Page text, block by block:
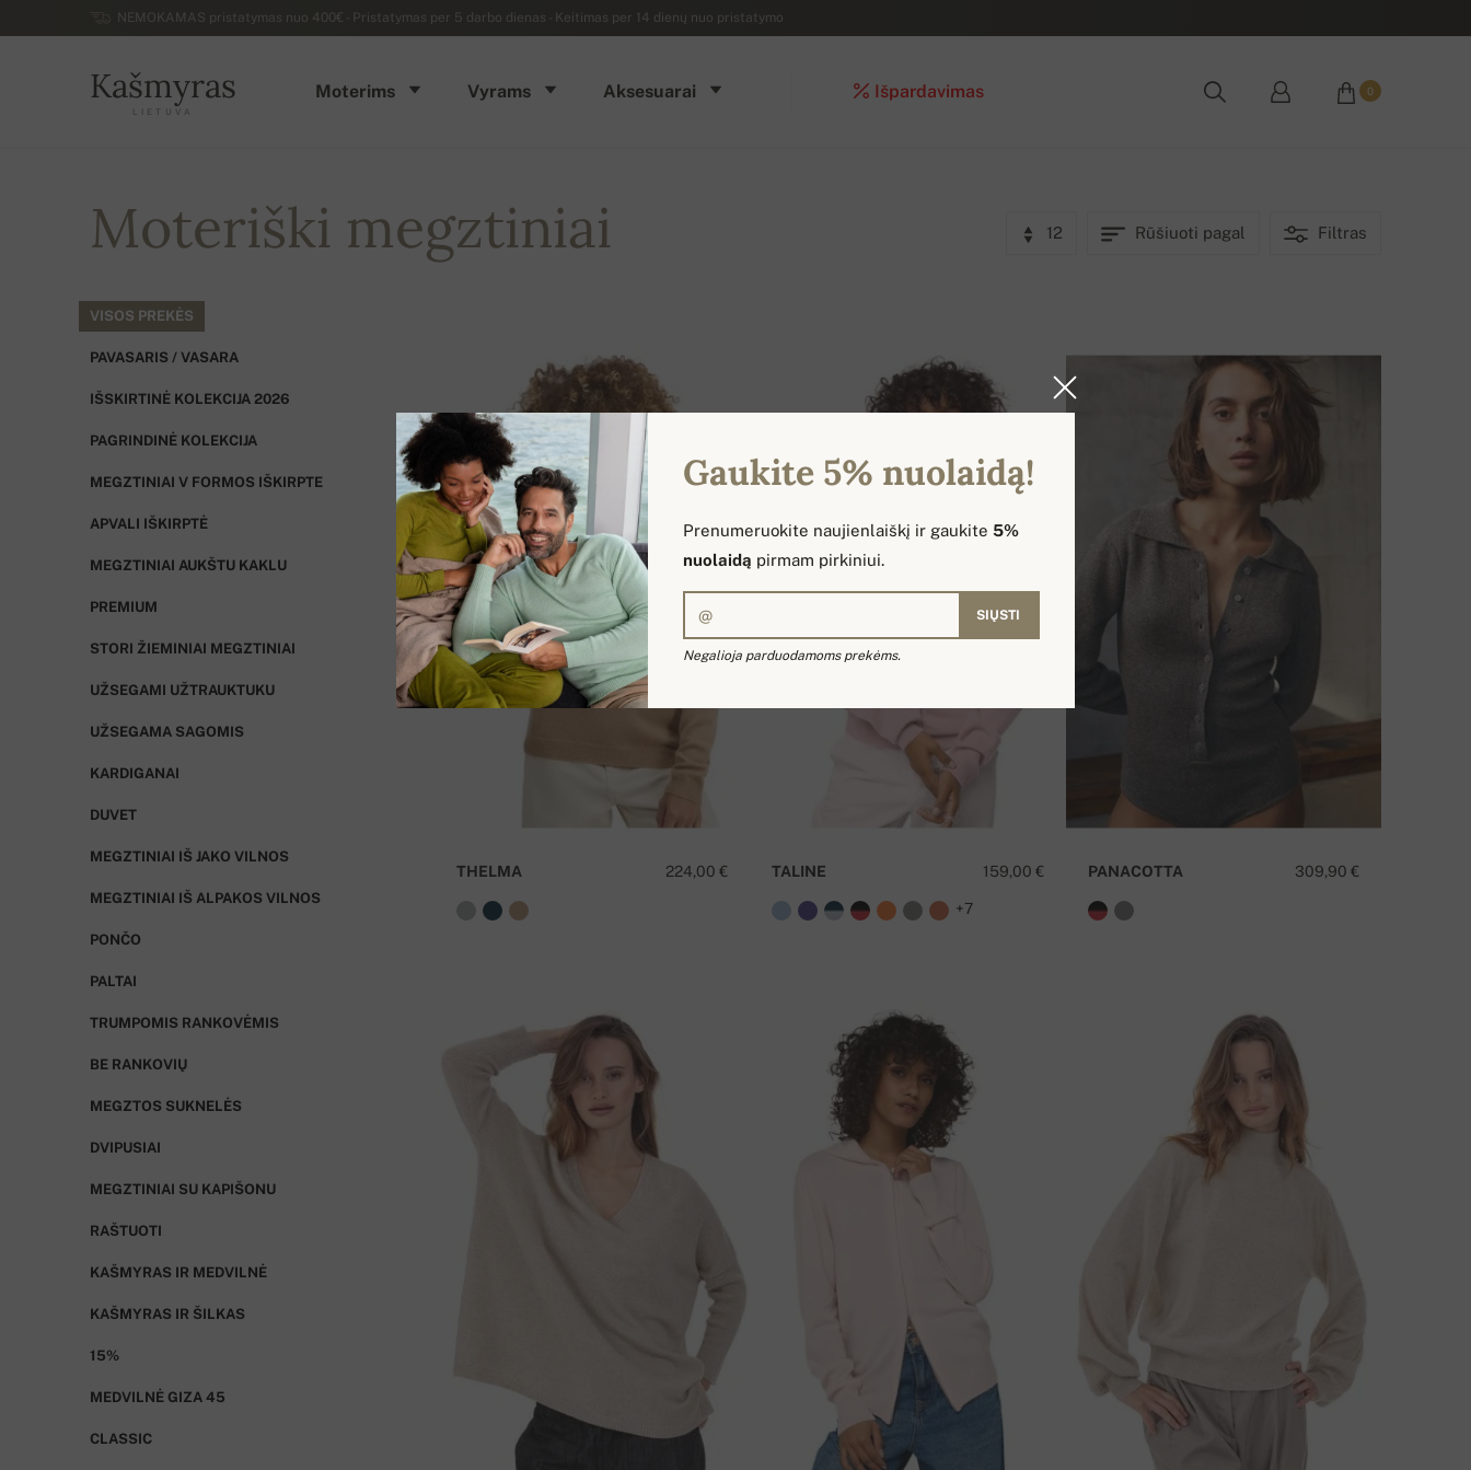
NEMOKAMAS pristatymas nuo 400€ - Pristatymas per 5 darbo dienas - Keitimas per 14 dienų nuo pristatymo
Kašmyras
LIETUVA
Moterims Vyrams Aksesuarai Išpardavimas 0
Moteriški megztiniai 12 Rūšiuoti pagal Filtras
VISOS PREKĖS
PAVASARIS / VASARA
IŠSKIRTINĖ KOLEKCIJA 2026
PAGRINDINĖ KOLEKCIJA
MEGZTINIAI V FORMOS IŠKIRPTE
APVALI IŠKIRPTĖ
MEGZTINIAI AUKŠTU KAKLU
PREMIUM
STORI ŽIEMINIAI MEGZTINIAI
UŽSEGAMI UŽTRAUKTUKU
UŽSEGAMA SAGOMIS
KARDIGANAI
DUVET
MEGZTINIAI IŠ JAKO VILNOS
MEGZTINIAI IŠ ALPAKOS VILNOS
PONČO
PALTAI
TRUMPOMIS RANKOVĖMIS
BE RANKOVIŲ
MEGZTOS SUKNELĖS
DVIPUSIAI
MEGZTINIAI SU KAPIŠONU
RAŠTUOTI
KAŠMYRAS IR MEDVILNĖ
KAŠMYRAS IR ŠILKAS
15%
MEDVILNĖ GIZA 45
CLASSIC
224,00 €
THELMA 159,00 €
TALINE
+7
309,90 €
PANACOTTA
Gaukite 5% nuolaidą!
Prenumeruokite naujienlaiškį ir gaukite 5%
nuolaidą pirmam pirkiniui.
SIŲSTI
Negalioja parduodamoms prekėms.